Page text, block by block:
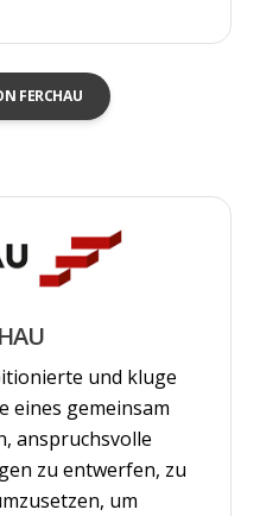
FERCHAU
und kluge
eines gemeinsam
anspruchsvolle
zu entwerfen, zu
um